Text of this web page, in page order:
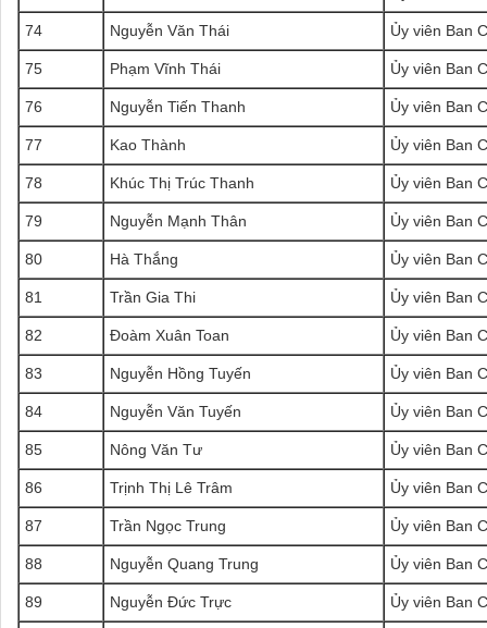
74 Nguyễn Văn Thái Ủy viên Ban
75 Phạm Vĩnh Thái Ủy viên Ban
76 Nguyễn Tiến Thanh Ủy viên Ban
77 Kao Thành Ủy viên Ban
78 Khúc Thị Trúc Thanh Ủy viên Ban
79 Nguyễn Mạnh Thân Ủy viên Ban
80 Hà Thắng Ủy viên Ban
81 Trần Gia Thi Ủy viên Ban
82 Đoàm Xuân Toan Ủy viên Ban
83 Nguyễn Hồng Tuyến Ủy viên Ban
84 Nguyễn Văn Tuyến Ủy viên Ban
85 Nông Văn Tư Ủy viên Ban
86 Trịnh Thị Lê Trâm Ủy viên Ban
87 Trần Ngọc Trung Ủy viên Ban
88 Nguyễn Quang Trung Ủy viên Ban
89 Nguyễn Đức Trực Ủy viên Ban